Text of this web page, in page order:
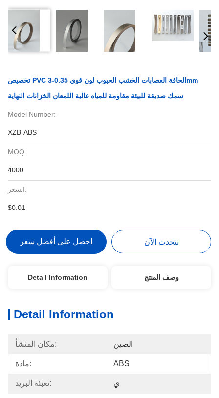
تخصيص PVC الحافة العصابات الخشب الحبوب لون قوي 0.35-3mm
سمك صديقة للبيئة مقاومة للمياه عالية اللمعان الخزانات النهاية
Model Number:
XZB-ABS
MOQ:
4000
السعر:
$0.01
احصل على أفضل سعر نتحدث الآن
Detail Information وصف المنتج
Detail Information
مكان المنشأ: الصين
مادة: ABS
تعبئة البريد: ي